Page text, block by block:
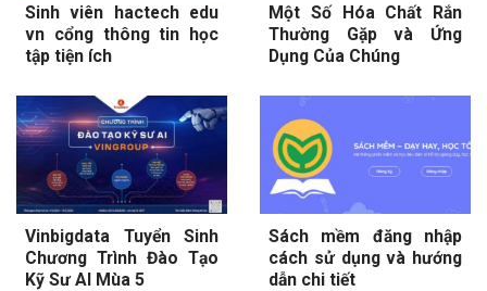
Sinh viên hactech edu
vn cổng thông tin học
tập tiện ích
Một Số Hóa Chất Rắn
Thường Gặp và Ứng
Dụng Của Chúng
Vinbigdata Tuyển Sinh
Chương Trình Đào Tạo
Kỹ Sư AI Mùa 5
Sách mềm đăng nhập
cách sử dụng và hướng
dẫn chi tiết